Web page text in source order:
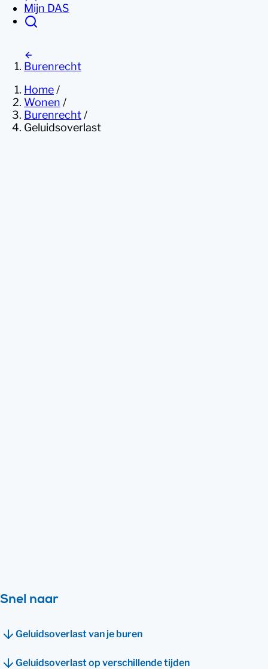
Mijn DAS
Burenrecht
Home /
Wonen /
Burenrecht /
Geluidsoverlast
Snel naar
Geluidsoverlast van je buren
Geluidsoverlast op verschillende tijden